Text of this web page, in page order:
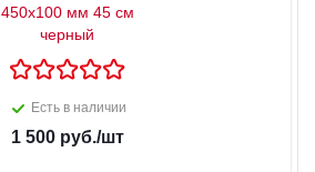
450х100 мм 45 см
черный
Есть в наличии
1 500руб./шт